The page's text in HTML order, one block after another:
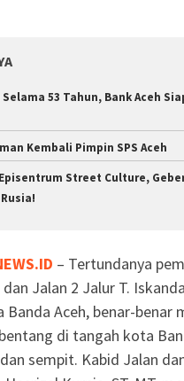
53 Tahun, Bank Aceh
Kembali Pimpin SPS Aceh
Street Culture, Geber
– Tertundanya
Jalan 2 Jalur T.
Banda Aceh, benar-benar
di tangah kota
sempit. Kabid Jalan